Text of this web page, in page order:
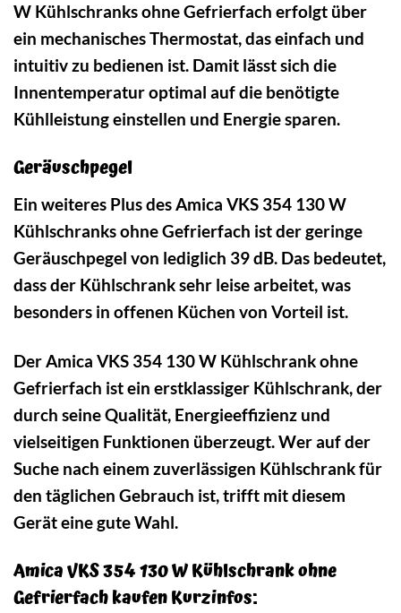
W Kühlschranks ohne Gefrierfach erfolgt über
ein mechanisches Thermostat, das einfach und
intuitiv zu bedienen ist. Damit lässt sich die
Innentemperatur optimal auf die benötigte
Kühlleistung einstellen und Energie sparen.
Geräuschpegel
Ein weiteres Plus des Amica VKS 354 130 W
Kühlschranks ohne Gefrierfach ist der geringe
Geräuschpegel von lediglich 39 dB. Das bedeutet,
dass der Kühlschrank sehr leise arbeitet, was
besonders in offenen Küchen von Vorteil ist.
Der Amica VKS 354 130 W Kühlschrank ohne
Gefrierfach ist ein erstklassiger Kühlschrank, der
durch seine Qualität, Energieeffizienz und
vielseitigen Funktionen überzeugt. Wer auf der
Suche nach einem zuverlässigen Kühlschrank für
den täglichen Gebrauch ist, trifft mit diesem
Gerät eine gute Wahl.
Amica VKS 354 130 W Kühlschrank ohne
Gefrierfach kaufen Kurzinfos: